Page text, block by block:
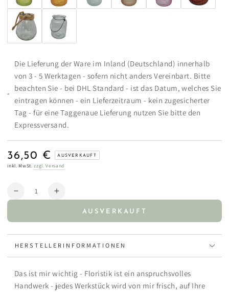
Die Lieferung der Ware im Inland (Deutschland) innerhalb
von 3 - 5 Werktagen - sofern nicht anders Vereinbart. Bitte
beachten Sie - bei DHL Standard - ist das Datum, welches Sie
eintragen können - ein Lieferzeitraum - kein zugesicherter
Tag - für eine Taggenaue Lieferung nutzen Sie bitte den
Expressversand.
Regulärer
Preis
36,50 € AUSVERKAUFT
inkl. MwSt.zzgl. Versand
Anzahl
Verringere
&quot;Schneerose&quot;
Erhöhe
&quot;Schneerose&quot;
AUSVERKAUFT
HERSTELLERINFORMATIONEN
Das ist mir wichtig - Floristik ist ein anspruchsvolles
Handwerk - jedes Werkstück wird von mir frisch, auf Ihre